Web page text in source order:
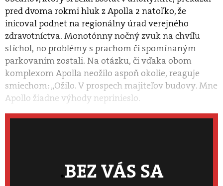
pred dvoma rokmi hluk z Apolla 2 natoľko, že
inicoval podnet na regionálny úrad verejného
zdravotníctva. Monotónny nočný zvuk na chvíľu
stíchol, no problémy s prachom či spomínaným
parkovaním zostali. Na otázku, či vďaka obom
komplexom Apolla neožilo aspoň okolie, reaguje
smiechom: „Ožilo. V prospech majiteľov budovy. Mne
Apollo žiadne výhody neprinieslo.
BEZ VÁS SA